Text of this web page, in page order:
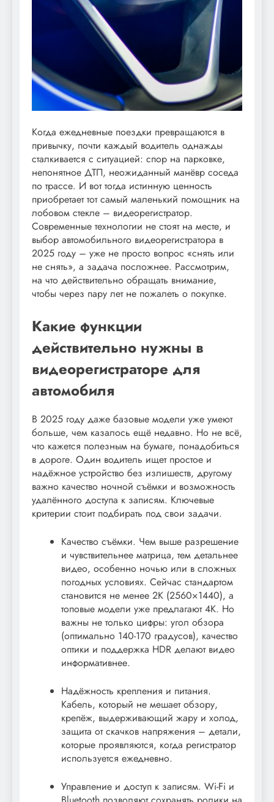
Когда ежедневные поездки превращаются в
привычку, почти каждый водитель однажды
сталкивается с ситуацией: спор на парковке,
непонятное ДТП, неожиданный манёвр соседа
по трассе. И вот тогда истинную ценность
приобретает тот самый маленький помощник на
лобовом стекле – видеорегистратор.
Современные технологии не стоят на месте, и
выбор автомобильного видеорегистратора в
2025 году – уже не просто вопрос «снять или
не снять», а задача посложнее. Рассмотрим,
на что действительно обращать внимание,
чтобы через пару лет не пожалеть о покупке.
Какие функции
действительно нужны в
видеорегистраторе для
автомобиля
В 2025 году даже базовые модели уже умеют
больше, чем казалось ещё недавно. Но не всё,
что кажется полезным на бумаге, понадобиться
в дороге. Один водитель ищет простое и
надёжное устройство без излишеств, другому
важно качество ночной съёмки и возможность
удалённого доступа к записям. Ключевые
критерии стоит подбирать под свои задачи.
Качество съёмки. Чем выше разрешение
и чувствительнее матрица, тем детальнее
видео, особенно ночью или в сложных
погодных условиях. Сейчас стандартом
становится не менее 2K (2560×1440), а
топовые модели уже предлагают 4K. Но
важны не только цифры: угол обзора
(оптимально 140-170 градусов), качество
оптики и поддержка HDR делают видео
информативнее.
Надёжность крепления и питания.
Кабель, который не мешает обзору,
крепёж, выдерживающий жару и холод,
защита от скачков напряжения – детали,
которые проявляются, когда регистратор
используется ежедневно.
Управление и доступ к записям. Wi-Fi и